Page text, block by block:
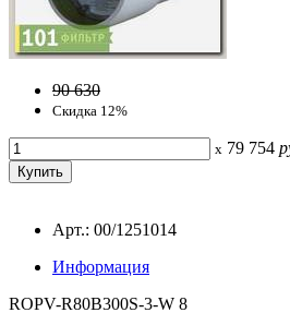
90 630
Скидка 12%
x 79 754
Арт.: 00/1251014
Информация
ROPV-R80B300S-3-W 8